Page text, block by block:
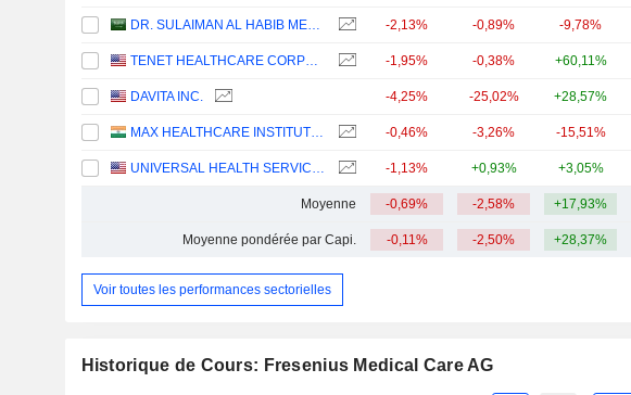
DR. SULAIMAN AL HABIB MEDICAL SERVICES GROUP COMPANY -2,13% -0,89% -9,78%
TENET HEALTHCARE CORPORATION -1,95% -0,38% +60,11%
DAVITA INC. -4,25% -25,02% +28,57%
MAX HEALTHCARE INSTITUTE LIMITED -0,46% -3,26% -15,51%
UNIVERSAL HEALTH SERVICES, INC. -1,13% +0,93% +3,05%
Moyenne -0,69% -2,58% +17,93%
Moyenne pondérée par Capi. -0,11% -2,50% +28,37%
Voir toutes les performances sectorielles
Historique de Cours: Fresenius Medical Care AG